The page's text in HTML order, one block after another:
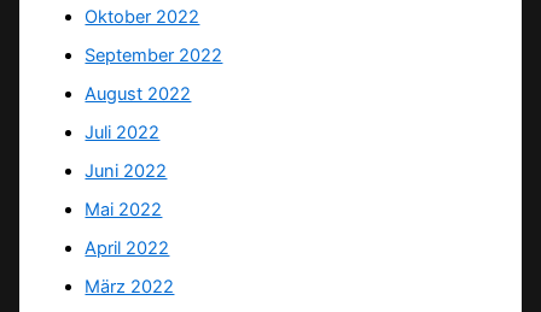
Oktober 2022
September 2022
August 2022
Juli 2022
Juni 2022
Mai 2022
April 2022
März 2022